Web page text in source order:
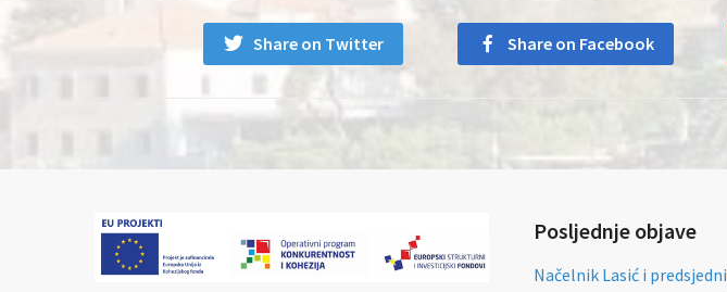
Share on Twitter Share on Facebook
Posljednje objave
Načelnik Lasić i